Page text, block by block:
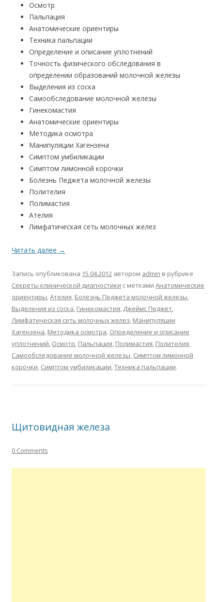
Осмотр
Пальпация
Анатомические ориентиры
Техника пальпации
Определение и описание уплотнений
Точность физического обследования в
определении образований молочной железы
Выделения из соска
Самообследование молочной железы
Гинекомастия
Анатомические ориентиры
Методика осмотра
Манипуляции Хагензена
Симптом умбиликации
Симптом лимонной корочки
Болезнь Педжета молочной железы
Полителия
Полимастия
Ателия
Лимфатическая сеть молочных желез
Читать далее →
Запись опубликована 15.04.2012 автором admin в рубрике
Секреты клинической диагностики с метками Анатомические
ориентиры,Ателия, Болезнь Педжета молочной железы,
Выделения из соска, Гинекомастия, Джеймс Педжет,
Лимфатическая сеть молочных желез, Манипуляции
Хагензена, Методика осмотра, Определение и описание
уплотнений, Осмотр, Пальпация, Полимастия, Полителия,
Самообследование молочной железы, Симптом лимонной
корочки, Симптом умбиликации,Техника пальпации.
Щитовидная железа
0 Comments